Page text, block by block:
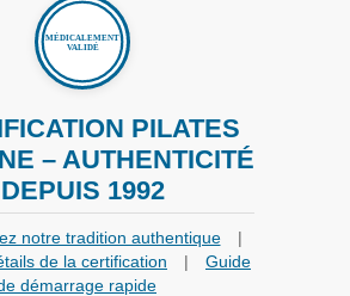
PILATES
– AUTHENTICITÉ
DEPUIS 1992
notre tradition authentique
|
de la certification
|
Guide
démarrage rapide